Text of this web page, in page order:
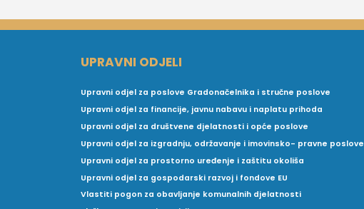
UPRAVNI ODJELI
Upravni odjel za poslove Gradonačelnika i stručne poslove
Upravni odjel za financije, javnu nabavu i naplatu prihoda
Upravni odjel za društvene djelatnosti i opće poslove
Upravni odjel za izgradnju, održavanje i imovinsko- pravne poslove
Upravni odjel za prostorno uređenje i zaštitu okoliša
Upravni odjel za gospodarski razvoj i fondove EU
Vlastiti pogon za obavljanje komunalnih djelatnosti